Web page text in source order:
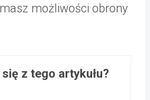
możliwości obrony
z tego artykułu?